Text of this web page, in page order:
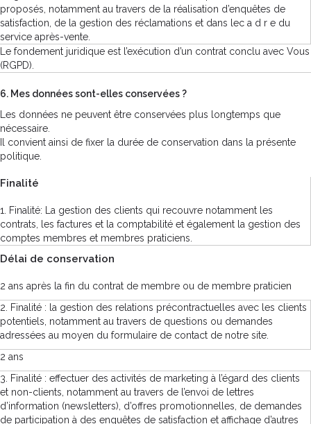
proposés, notamment au travers de la réalisation d’enquêtes de
satisfaction, de la gestion des réclamations et dans lec a d r e du
service après-vente.
Le fondement juridique est l’exécution d’un contrat conclu avec Vous
(RGPD).
6. Mes données sont-elles conservées ?
Les données ne peuvent être conservées plus longtemps que
nécessaire.
Il convient ainsi de fixer la durée de conservation dans la présente
politique.
Finalité
1. Finalité: La gestion des clients qui recouvre notamment les
contrats, les factures et la comptabilité et également la gestion des
comptes membres et membres praticiens.
Délai de conservation
2 ans après la fin du contrat de membre ou de membre praticien
2. Finalité : la gestion des relations précontractuelles avec les clients
potentiels, notamment au travers de questions ou demandes
adressées au moyen du formulaire de contact de notre site.
2 ans
3. Finalité : effectuer des activités de marketing à l’égard des clients
et non-clients, notamment au travers de l’envoi de lettres
d’information (newsletters), d’offres promotionnelles, de demandes
de participation à des enquêtes de satisfaction et affichage d’autres